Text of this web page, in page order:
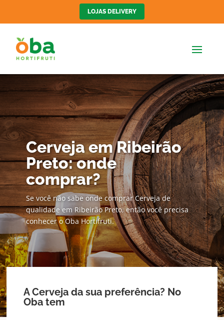
LOJAS DELIVERY
Cerveja em Ribeirão
Preto: onde
comprar?
Se você não sabe onde comprar Cerveja de
qualidade em Ribeirão Preto, então você precisa
conhecer o Oba Hortifruti.
ACerveja da sua preferência? No
Oba tem